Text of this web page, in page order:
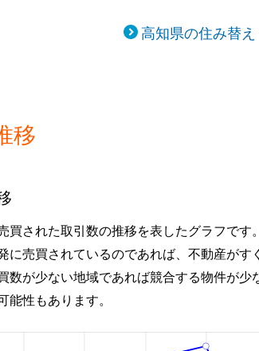
高知県の住み替
移
買された取引数の推移を表したグラフです。
に売買されているのであれば、不動産がす
数が少ない地域であれば競合する物件が少
能性もあります。